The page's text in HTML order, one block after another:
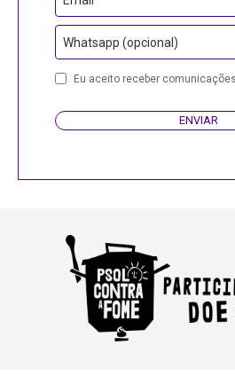
Whatsapp (opcional)
Eu aceito receber comunicações
ENVIAR